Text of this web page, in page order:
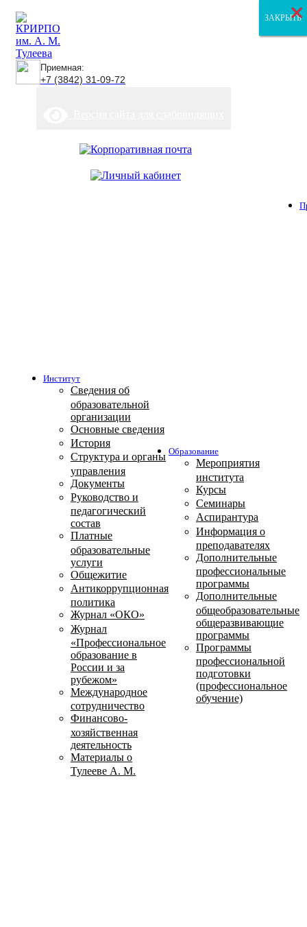
Приемная:
+7 (3842) 31-09-72
Институт
Сведения об
образовательной
организации
Основные сведения
История
Структура и органы
управления
Документы
Руководство и
педагогический
состав
Платные
образовательные
услуги
Общежитие
Антикоррупционная
политика
Журнал «ОКО»
Журнал
«Профессиональное
образование в
России и за
рубежом»
Международное
сотрудничество
Финансово-
хозяйственная
деятельность
Материалы о
Тулееве А. М.
Образование
Мероприятия
института
Курсы
Семинары
Аспирантура
Информация о
преподавателях
Дополнительные
профессиональные
программы
Дополнительные
общеобразовательные
общеразвивающие
программы
Программы
профессиональной
подготовки
(профессиональное
обучение)
ЗАКРЫТЬ
ЗАКРЫТЬ
ЗАКРЫТЬ
×
×
×